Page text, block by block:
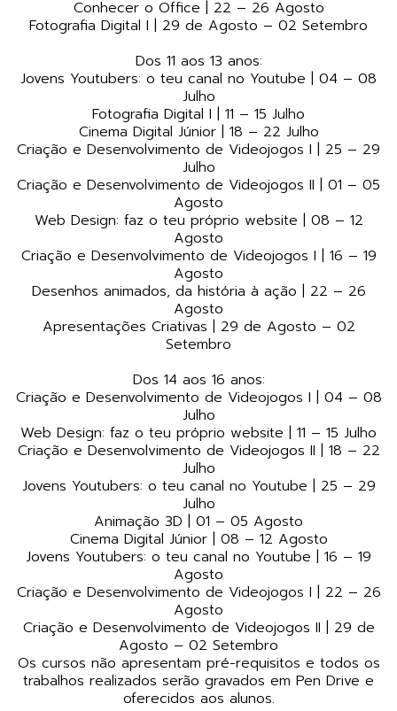
Conhecer o Office | 22 – 26 Agosto
Fotografia Digital I | 29 de Agosto – 02 Setembro
Dos 11 aos 13 anos:
Jovens Youtubers: o teu canal no Youtube | 04 – 08
Julho
Fotografia Digital I | 11 – 15 Julho
Cinema Digital Júnior | 18 – 22 Julho
Criação e Desenvolvimento de Videojogos I | 25 – 29
Julho
Criação e Desenvolvimento de Videojogos II | 01 – 05
Agosto
Web Design: faz o teu próprio website | 08 – 12
Agosto
Criação e Desenvolvimento de Videojogos I | 16 – 19
Agosto
Desenhos animados, da história à ação | 22 – 26
Agosto
Apresentações Criativas | 29 de Agosto – 02
Setembro
Dos 14 aos 16 anos:
Criação e Desenvolvimento de Videojogos I | 04 – 08
Julho
Web Design: faz o teu próprio website | 11 – 15 Julho
Criação e Desenvolvimento de Videojogos II | 18 – 22
Julho
Jovens Youtubers: o teu canal no Youtube | 25 – 29
Julho
Animação 3D | 01 – 05 Agosto
Cinema Digital Júnior | 08 – 12 Agosto
Jovens Youtubers: o teu canal no Youtube | 16 – 19
Agosto
Criação e Desenvolvimento de Videojogos I | 22 – 26
Agosto
Criação e Desenvolvimento de Videojogos II | 29 de
Agosto – 02 Setembro
Os cursos não apresentam pré-requisitos e todos os
trabalhos realizados serão gravados em Pen Drive e
oferecidos aos alunos.